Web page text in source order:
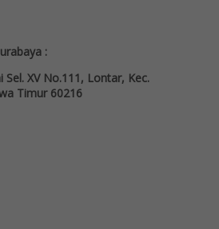
:
Sel. XV No.111, Lontar, Kec.
Timur 60216